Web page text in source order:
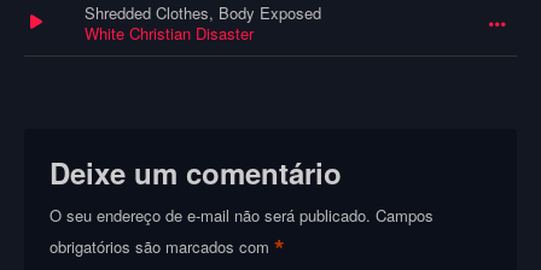
Shredded Clothes, Body Exposed
White Christian Disaster
Deixe um comentário
O seu endereço de e-mail não será publicado. Campos
obrigatórios são marcados com*